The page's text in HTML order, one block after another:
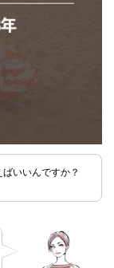
いいんですか？